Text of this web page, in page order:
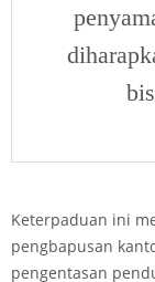
Keterpaduan ini
pengbapusan
pengentasan